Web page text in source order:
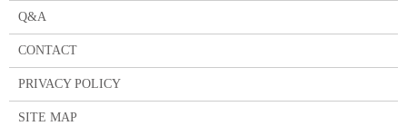
Q&A
CONTACT
PRIVACY POLICY
SITE MAP